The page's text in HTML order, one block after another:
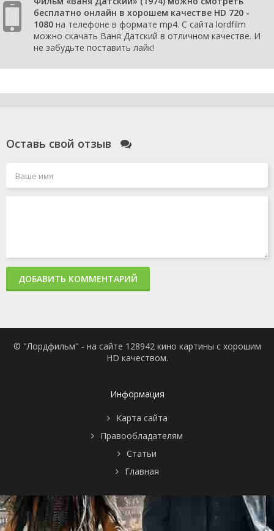
бесплатно онлайн в хорошем качестве HD 720 -
1080 на телефоне в формате mp4. С сайта lordfilm
можно скачать Ваня Датский в отличном качестве. И
не забудьте поставить лайк!
Оставь свой отзыв
ДОБАВИТЬ КОММЕНТАРИЙ
© "Лордфильм" - на сайте 128942 кино картины с хорошим
HD качеством.
Информация
Карта сайта
Правообладателям
Статьи
Главная